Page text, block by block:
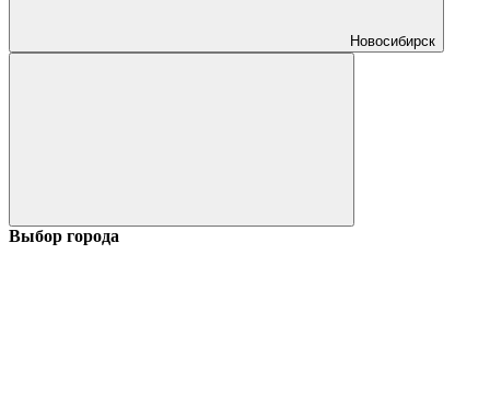
Новосибирск
Выбор города